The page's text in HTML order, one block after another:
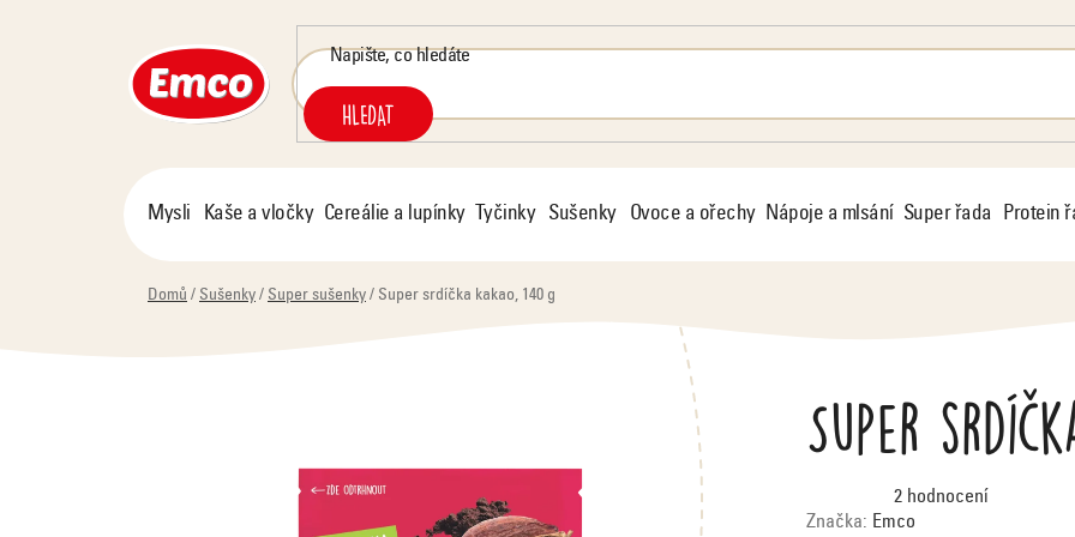
HLEDAT
Mysli Kaše a vločky Cereálie a lupínky Tyčinky Sušenky Ovoce a ořechy Nápoje a mlsání Super řada Protein
Domů / Sušenky / Super sušenky / Super srdíčka kakao, 140 g
Super
Průměrné
hodnocení
produktu
je
2 hodnocení
Značka: Emco